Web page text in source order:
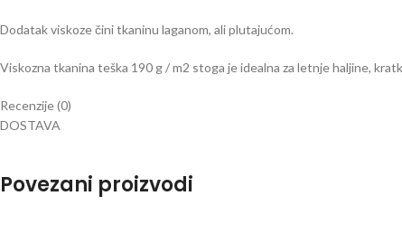
Dodatak viskoze čini tkaninu laganom, ali plutajućom.
Viskozna tkanina teška 190 g / m2 stoga je idealna za letnje haljine,
Recenzije (0)
DOSTAVA
Povezani proizvodi